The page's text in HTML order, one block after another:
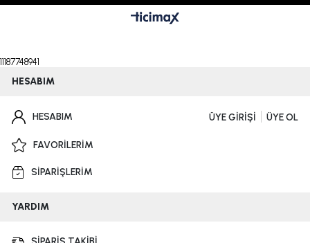
11187748941
HESABIM
HESABIM ÜYE GİRİŞİ ÜYE OL
FAVORİLERİM
SİPARİŞLERİM
YARDIM